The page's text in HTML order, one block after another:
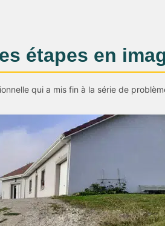
étapes en
qui a mis fin à la série de